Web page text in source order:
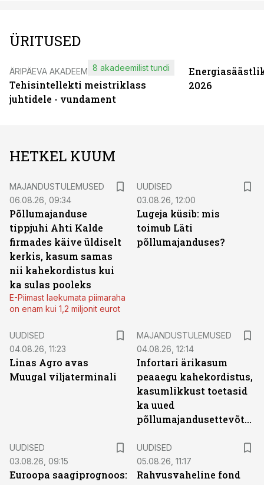
ÜRITUSED
ÄRIPÄEVA AKADEEMIA
Tehisintellekti meistriklass
juhtidele - vundament
8 akadeemilist tundi
2026
HETKEL KUUM
MAJANDUSTULEMUSED
06.08.26, 09:34
Põllumajanduse
tippjuhi Ahti Kalde
firmades käive üldiselt
kerkis, kasum samas
nii kahekordistus kui
ka sulas pooleks
E-Piimast laekumata piimaraha
on enam kui 1,2 miljonit eurot
UUDISED
03.08.26, 12:00
Lugeja küsib: mis
toimub Läti
põllumajanduses?
UUDISED
04.08.26, 11:23
Linas Agro avas
Muugal viljaterminali
MAJANDUSTULEMUSED
04.08.26, 12:14
Infortari ärikasum
peaaegu kahekordistus,
kasumlikkust toetasid
ka uued
põllumajandusettevõtted
UUDISED
03.08.26, 09:15
Euroopa saagiprognoos:
UUDISED
05.08.26, 11:17
Rahvusvaheline fond